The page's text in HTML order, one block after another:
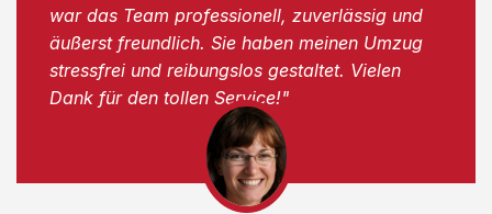
war das Team professionell, zuverlässig und
äußerst freundlich. Sie haben meinen Umzug
stressfrei und reibungslos gestaltet. Vielen
Dank für den tollen Service!"